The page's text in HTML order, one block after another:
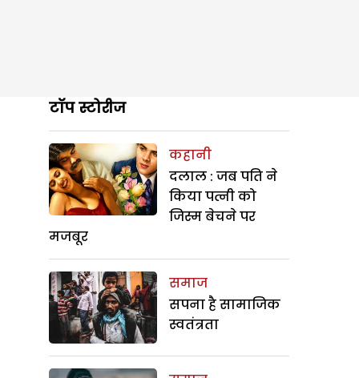
टॉप स्टोरीज
कहानी
दलाल : जब पति ने
किया पत्नी को
जिस्म बेचने पर
मजबूर
समाज
सपना है सामाजिक
स्वतंत्रता